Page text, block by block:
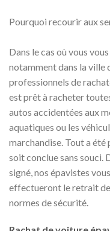
Pourquoi recourir aux
Dans le cas où vous
notamment dans la ville
professionnels de
est prêt à racheter
autos accidentées aux
aquatiques ou les
marchandise. Tout a été
soit conclue sans souci.
signé, nos épavistes
effectueront le retrait
normes de sécurité.